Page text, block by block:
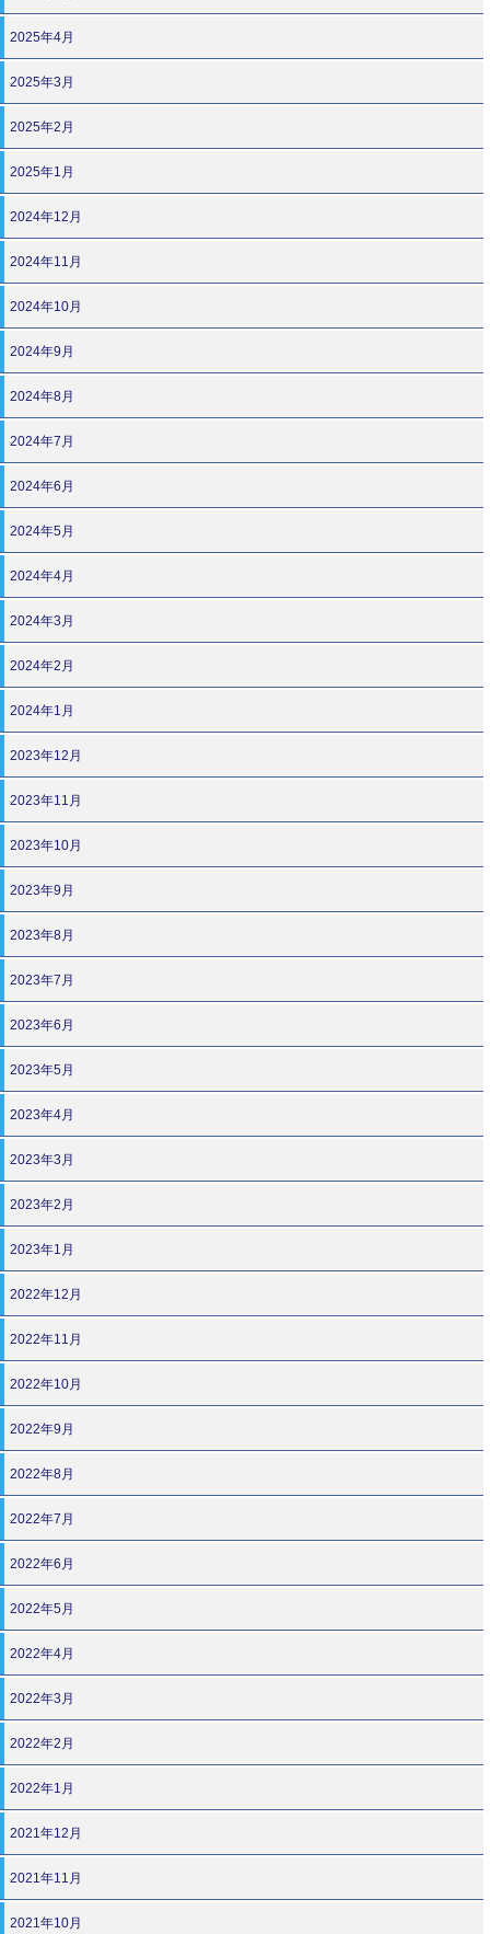
2025年4月
2025年3月
2025年2月
2025年1月
2024年12月
2024年11月
2024年10月
2024年9月
2024年8月
2024年7月
2024年6月
2024年5月
2024年4月
2024年3月
2024年2月
2024年1月
2023年12月
2023年11月
2023年10月
2023年9月
2023年8月
2023年7月
2023年6月
2023年5月
2023年4月
2023年3月
2023年2月
2023年1月
2022年12月
2022年11月
2022年10月
2022年9月
2022年8月
2022年7月
2022年6月
2022年5月
2022年4月
2022年3月
2022年2月
2022年1月
2021年12月
2021年11月
2021年10月